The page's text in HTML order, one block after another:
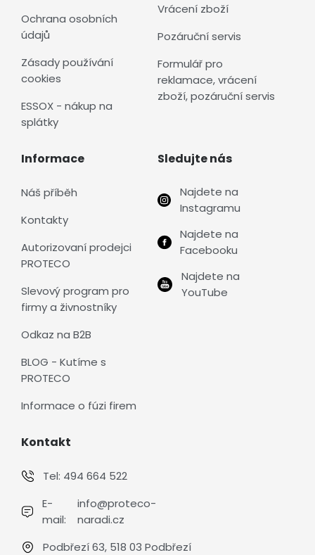
Ochrana osobních
údajů
Zásady používání
cookies
ESSOX - nákup na
splátky
Vrácení zboží
Pozáruční servis
Formulář pro
reklamace, vrácení
zboží, pozáruční servis
Informace
Náš příběh
Kontakty
Autorizovaní prodejci
PROTECO
Slevový program pro
firmy a živnostníky
Odkaz na B2B
BLOG - Kutíme s
PROTECO
Informace o fúzi firem
Sledujte nás
Najdete na
Instagramu
Najdete na
Facebooku
Najdete na
YouTube
Kontakt
Tel: 494 664 522
E-
mail:
info@proteco-
naradi.cz
Podbřezí 63, 518 03 Podbřezí